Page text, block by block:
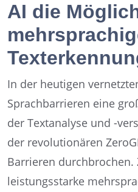
AI die
In der heutigen
Sprachbarrieren eine
der Textanalyse und -
der revolutionären
Barrieren durchbrochen.
leistungsstarke